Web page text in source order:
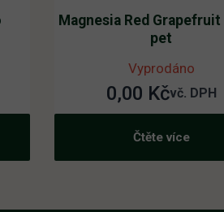
Magnesia Red
pet
Vyprodáno
0,00 Kčvč. DPH
Čtěte více